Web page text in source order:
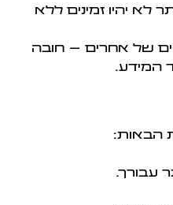
יהיו זמינים ללא
של אחרים – חובה
המידע.
הבאות:
עבורך.